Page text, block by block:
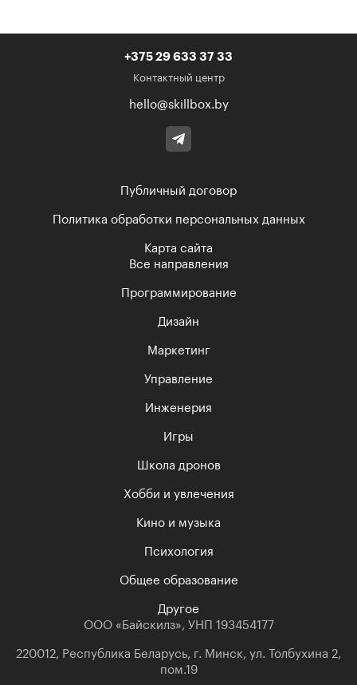
+375 29 633 37 33
Контактный центр
hello@skillbox.by
Публичный договор
Политика обработки персональных данных
Карта сайта
Все направления
Программирование
Дизайн
Маркетинг
Управление
Инженерия
Игры
Школа дронов
Хобби и увлечения
Кино и музыка
Психология
Общее образование
Другое
ООО «Байскилз», УНП 193454177
220012, Республика Беларусь, г. Минск, ул. Толбухина 2,
пом.19